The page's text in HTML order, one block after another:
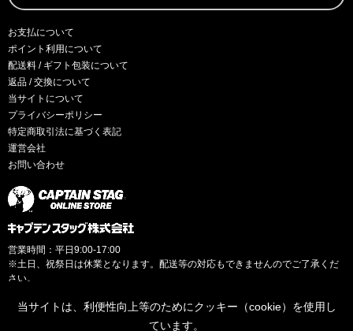
お支払について
ポイント利用について
配送料 / ギフト包装について
返品 / 交換について
当サイトについて
プライバシーポリシー
特定商取引法に基づく表記
運営会社
お問い合わせ
営業時間：平日9:00-17:00
※土日、祝祭日は休業となります。配送等の対応もできませんのでご了承くだ
さい。
当サイトは、利便性向上等のためにクッキー（cookie）を使用し
ています。